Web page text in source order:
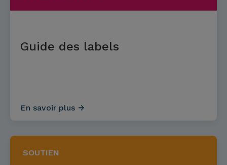
Guide des labels
En savoir plus
SOUTIEN